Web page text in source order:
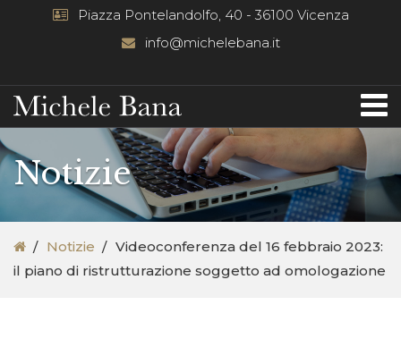
Piazza Pontelandolfo, 40 - 36100 Vicenza
info@michelebana.it
Notizie
Notizie
Videoconferenza del 16 febbraio 2023:
il piano di ristrutturazione soggetto ad omologazione